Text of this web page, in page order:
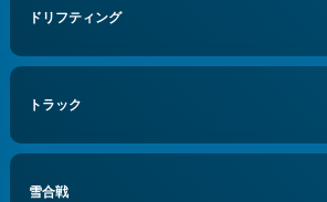
ドリフティング
トラック
雪合戦